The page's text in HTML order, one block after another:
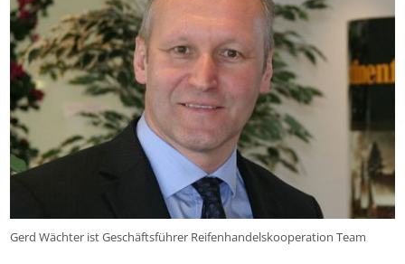
Gerd Wächter ist Geschäftsführer Reifenhandelskooperation Team